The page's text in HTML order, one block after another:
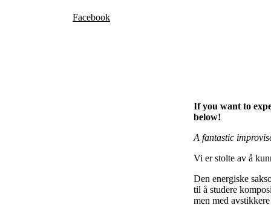
Facebook
If you want to
below!
A fantastic
Vi er stolte av å
Den energiske
til å studere
men med